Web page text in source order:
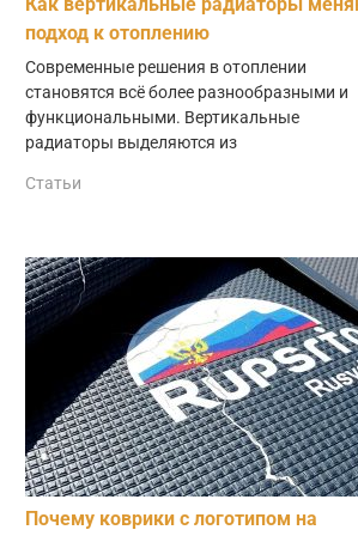
подход к отоплению
Современные решения в отоплении
становятся всё более разнообразными и
функциональными. Вертикальные
радиаторы выделяются из
Статьи
Почему коврики с логотипом на